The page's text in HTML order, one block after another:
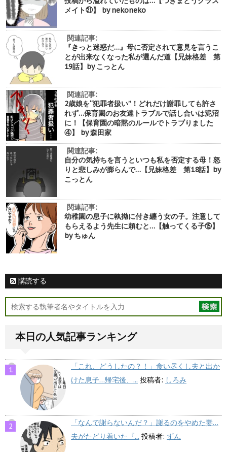
メイト㉑】 by nekoneko
関連記事:
『きっと迷惑だ…』母に否定されて意見を言うこ
とが出来なくなった私が選んだ道【兄妹格差 第
19話】by こっとん
関連記事:
2歳娘を“犯罪者扱い”！どれだけ謝罪しても許さ
れず…保育園のお友達トラブルで話し合いは泥沼
に！【保育園の暗黙のルールでトラブりました
④】 by 森田家
関連記事:
自分の気持ちを言うといつも私を否定する母！怒
りと悲しみが膨らんで…【兄妹格差 第18話】by
こっとん
関連記事:
幼稚園の息子に執拗に付き纏う女の子。注意して
もらえるよう先生に頼むと…【触ってくる子⑮】
by ちゅん
購読する
本日の人気記事ランキング
「これ、どうしたの？！」食い尽くし夫と出か
けた息子…帰宅後、... 投稿者: しろみ
「なんで謝らないんだ？」謝るのをやめた妻…
夫がたどり着いた『... 投稿者: ずん